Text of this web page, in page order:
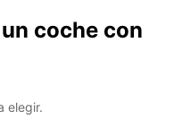
coche con
elegir.